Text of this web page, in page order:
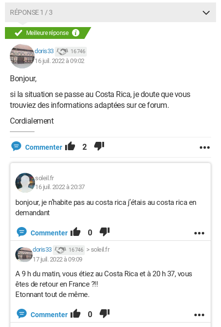
RÉPONSE 1 / 3
Meilleure réponse
doris33 16 746
16 juil. 2022 à 09:02
Bonjour,
si la situation se passe au Costa Rica, je doute que vous
trouviez des informations adaptées sur ce forum.
Cordialement
Commenter 2
soleil.fr
16 juil. 2022 à 20:37
bonjour, je n’habite pas au costa rica j’étais au costa rica en
demandant
Commenter 0
doris33 16 746 > soleil.fr
17 juil. 2022 à 09:09
A 9 h du matin, vous étiez au Costa Rica et à 20 h 37, vous
êtes de retour en France ?!!
Etonnant tout de même.
Commenter 0